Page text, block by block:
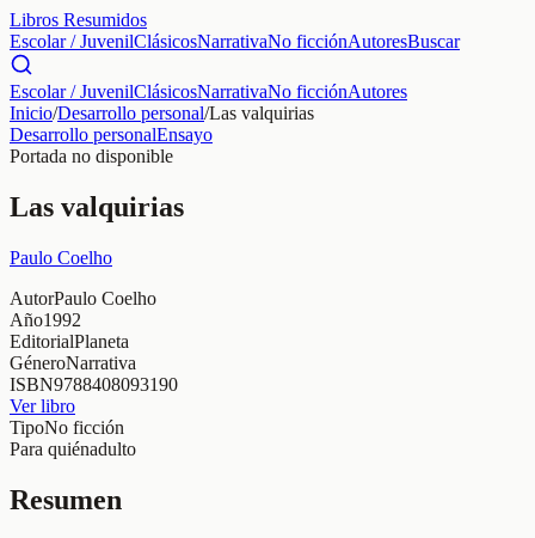
Libros Resumidos
Escolar / JuvenilClásicosNarrativaNo ficciónAutoresBuscar
Escolar / JuvenilClásicosNarrativaNo ficciónAutores
Inicio/Desarrollo personal/Las valquirias
Desarrollo personalEnsayo
Portada no disponible
Las valquirias
Paulo Coelho
AutorPaulo Coelho
Año1992
EditorialPlaneta
GéneroNarrativa
ISBN9788408093190
Ver libro
TipoNo ficción
Para quiénadulto
Resumen